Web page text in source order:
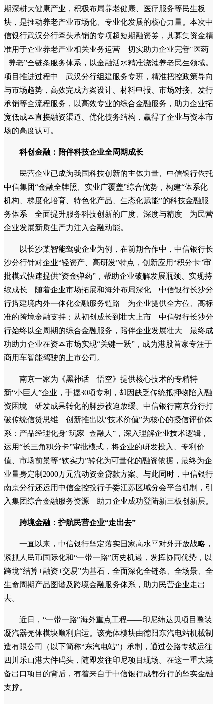
期深耕大健康产业，积极布局养老健康、医疗服务等民生板
块，是推动养老产业市场化、专业化发展的核心力量。本次中
信银行武汉分行牵头承销的专项超短期融资券，其募集资金精
准用于企业养老产业相关业务运营，切实助力企业完善“医药
+养老”全链条服务体系，以金融活水精准浇灌养老民生领域。
项目推进过程中，武汉分行组建服务专班，精准把控政策导向
与市场趋势，高效完成方案设计、材料申报、市场对接、发行
承销等全流程服务，以高效专业的综合金融服务，助力企业拓
宽低成本直接融资渠道、优化债务结构，赢得了企业与资本市
场的高度认可。
科创金融：陪伴科技企业全周期成长
民营企业已成为我国科技创新的主体力量。中信银行依托
中信集团“金融全牌照、实业广覆盖”综合优势，构建“体系化
机构、梯度化培育、特色化产品、生态化赋能”的科技金融服
务体系，全面提升服务科技创新的广度、深度与精度，为民营
企业发展新质生产力注入金融动能。
以长沙某智能驾驶企业为例，在前期合作中，中信银行长
沙分行针对企业“轻资产、高研发”特点，创新应用“积分卡”审
批模式快速提供“资金弹药”，帮助企业破解发展瓶颈、实现持
续成长；随着企业市场拓展和海外布局深化，中信银行长沙分
行搭建境内外一体化金融服务链路，为企业提供全方位、高标
准的跨境金融支持；从初创成长到壮大上市，中信银行长沙分
行始终以全周期的综合金融服务，陪伴企业发展壮大，最终成
功助力企业在资本市场实现“关键一跃”，成为港股首家专注于
商用车智能驾驶的上市公司。
南京一家为《黑神话：悟空》提供核心技术的专精特
新“小巨人”企业，手握30项专利，却因缺乏传统抵押物陷入融
资困境，研发成果转化的脚步被迫放缓。中信银行南京分行打
破传统信贷思维，创新推出以“技术价值”为核心的授信评价体
系：产品经理化身“玩家+金融人”，深入理解企业技术逻辑，
运用“长三角积分卡”审批模式，将企业的研发投入、专利价
值、市场前景等“软实力”转化为可量化的融资依据，最终为企
业量身定制2000万元流动资金贷款方案。与此同时，中信银行
南京分行还运用中信金控投行子委江苏区域分会平台机制，引
入集团综合金融服务资源，助力企业成功登陆新三板创新层。
跨境金融：护航民营企业“走出去”
一直以来，中信银行坚定落实国家高水平对外开放战略，
紧抓人民币国际化和“一带一路”历史机遇，发挥协同优势，以
跨境“结算+融资+交易”为基石，全面深化全链条、全场景、全
生命周期产品图谱及跨境金融服务体系，助力民营企业走出
去。
近日，“一带一路”海外重点工程——印尼纬达贝项目整装
凝汽器壳体模块顺利启运。该壳体模块由德阳东汽电站机械制
造有限公司（以下简称“东汽电站”）承制，通过公路专线运往
四川乐山港大件码头，随即发往印尼项目现场。在这一重大装
备出口项目的背后，有着来自于中信银行成都分行的坚实金融
支撑。